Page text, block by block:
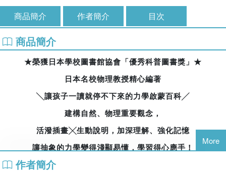
商品簡介 作者簡介 目次
商品簡介
★榮獲日本學校圖書館協會「優秀科普圖書獎」 ★
日本名校物理教授精心編著
╲讓孩子一讀就停不下來的力學啟蒙百科╱
建構自然、物理重要觀念，
活潑插畫╳生動說明，加深理解、強化記憶
讓抽象的力學變得淺顯易懂， 學習得心應手！
More
作者簡介